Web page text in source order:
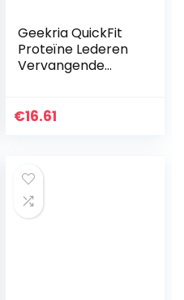
Geekria QuickFit
Proteïne Lederen
Vervangende
Crusher Draadloze
€16.61